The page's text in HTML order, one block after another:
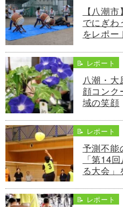
【八潮
でにぎわ
をレポー
📝 レポート
八潮・
顔コン
域の笑顔
📝 レポート
予測不能
「第14
る大会」
📝 レポート